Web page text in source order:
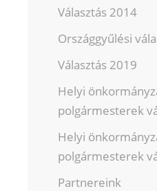
Választás 2014
Országgyűlési
Választás 2019
Helyi
polgármesterek
Helyi
polgármesterek
Partnereink